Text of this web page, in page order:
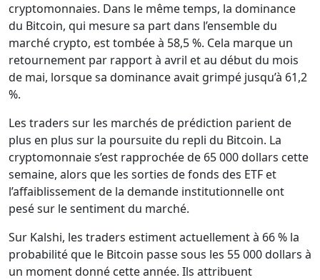
cryptomonnaies. Dans le même temps, la dominance
du Bitcoin, qui mesure sa part dans l’ensemble du
marché crypto, est tombée à 58,5 %. Cela marque un
retournement par rapport à avril et au début du mois
de mai, lorsque sa dominance avait grimpé jusqu’à 61,2
%.
Les traders sur les marchés de prédiction parient de
plus en plus sur la poursuite du repli du Bitcoin. La
cryptomonnaie s’est rapprochée de 65 000 dollars cette
semaine, alors que les sorties de fonds des ETF et
l’affaiblissement de la demande institutionnelle ont
pesé sur le sentiment du marché.
Sur Kalshi, les traders estiment actuellement à 66 % la
probabilité que le Bitcoin passe sous les 55 000 dollars à
un moment donné cette année. Ils attribuent